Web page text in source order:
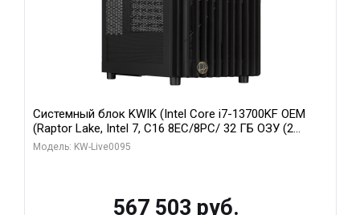
Системный блок KWIK (Intel Core i7-13700KF OEM
(Raptor Lake, Intel 7, C16 8EC/8PC/ 32 ГБ ОЗУ (2
модуля)/ Afox RTX4090 24GB GDDR6X 384-Bit 3xDP
Модель: KW-Live0095
567 503 руб.